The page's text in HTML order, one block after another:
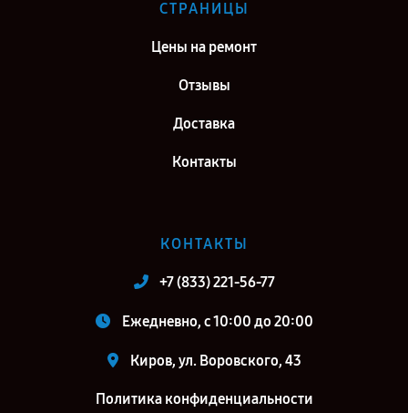
Ремонт Ergonova Sanatorium в г. Санкт-Петербург
СТРАНИЦЫ
Цены на ремонт
Отзывы
Доставка
Контакты
КОНТАКТЫ
+7 (833) 221-56-77
Ежедневно, с 10:00 до 20:00
Киров, ул. Воровского, 43
Политика конфиденциальности